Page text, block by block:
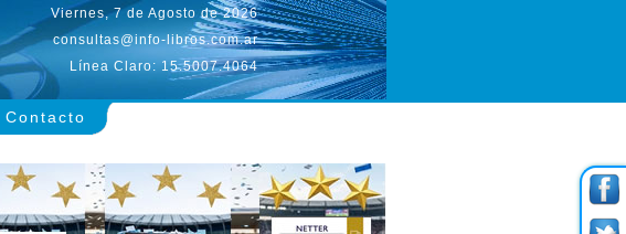
Viernes, 7 de Agosto de 2026
consultas@info-libros.com.ar
Línea Claro: 15.5007.4064
Contacto